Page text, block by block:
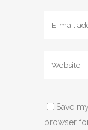
Save
browser